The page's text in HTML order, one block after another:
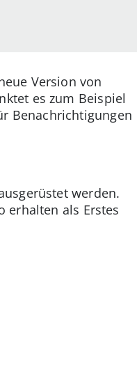
Version von
es zum Beispiel
Benachrichtigungen
werden.
erhalten als Erstes